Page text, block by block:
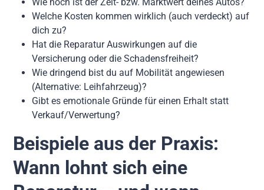
Wie hoch ist der Zeit- bzw. Marktwert deines Autos?
Welche Kosten kommen wirklich (auch verdeckt) auf
dich zu?
Hat die Reparatur Auswirkungen auf die
Versicherung oder die Schadensfreiheit?
Wie dringend bist du auf Mobilität angewiesen
(Alternative: Leihfahrzeug)?
Gibt es emotionale Gründe für einen Erhalt statt
Verkauf/Verwertung?
Beispiele aus der Praxis:
Wann lohnt sich eine